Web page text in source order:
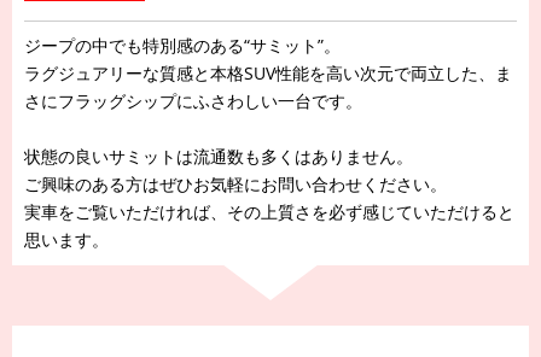
ジープの中でも特別感のある“サミット”。
ラグジュアリーな質感と本格SUV性能を高い次元で両立した、ま
さにフラッグシップにふさわしい一台です。
状態の良いサミットは流通数も多くはありません。
ご興味のある方はぜひお気軽にお問い合わせください。
実車をご覧いただければ、その上質さを必ず感じていただけると
思います。